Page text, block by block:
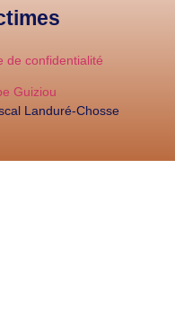
de confidentialité
Guiziou
Landuré-Chosse